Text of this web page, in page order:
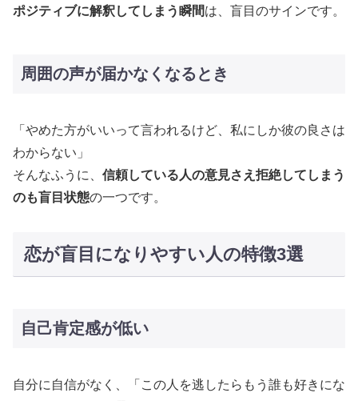
ポジティブに解釈してしまう瞬間は、盲目のサインです​。
周囲の声が届かなくなるとき
「やめた方がいいって言われるけど、私にしか彼の良さは
わからない」
そんなふうに、 信頼している人の意見さえ拒絶してしまう
のも盲目状態の一つです​。
恋が盲目になりやすい人の特徴3選
自己肯定感が低い
自分に自信がなく、「この人を逃したらもう誰も好きにな